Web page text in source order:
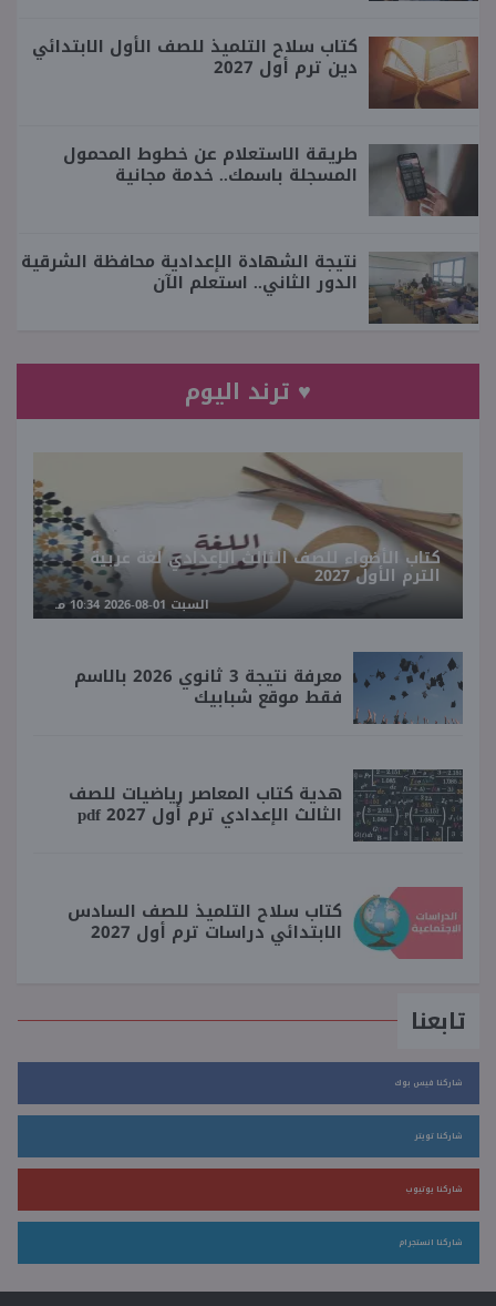
كتاب سلاح التلميذ للصف الأول الابتدائي
دين ترم أول 2027
طريقة الاستعلام عن خطوط المحمول
المسجلة باسمك.. خدمة مجانية
نتيجة الشهادة الإعدادية محافظة الشرقية
الدور الثاني.. استعلم الآن
♥ ترند اليوم
كتاب الأضواء للصف الثالث الإعدادي لغة عربية
الترم الأول 2027
السبت 01-08-2026 10:34 مـ
معرفة نتيجة 3 ثانوي 2026 بالاسم
فقط موقع شبابيك
هدية كتاب المعاصر رياضيات للصف
الثالث الإعدادي ترم أول 2027 pdf
كتاب سلاح التلميذ للصف السادس
الابتدائي دراسات ترم أول 2027
تابعنا
شاركنا فيس بوك
شاركنا تويتر
شاركنا يوتيوب
شاركنا انستجرام